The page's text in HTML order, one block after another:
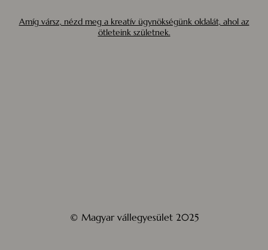
Amíg vársz, nézd meg a kreatív ügynökségünk oldalát, ahol az
ötleteink születnek.
© Magyar vállegyesület 2025